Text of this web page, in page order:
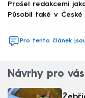
Prošel redakcemi
Působil také v České
Pro tento článek
Návrhy pro vás